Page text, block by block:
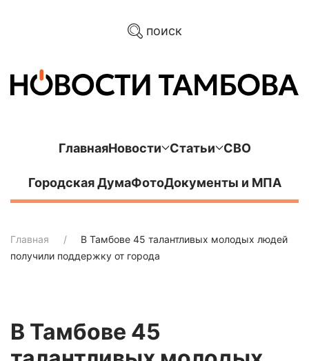
поиск
ГлавнаяНовости Статьи СВО
Городская ДумаФотоДокументы и МПА
Главная
В Тамбове 45 талантливых молодых людей
получили поддержку от города
В Тамбове 45